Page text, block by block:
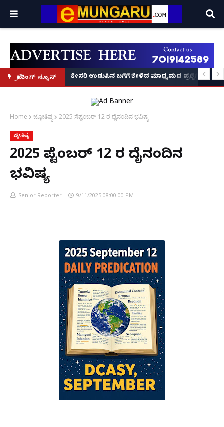
ಬ್ರೇಕಿಂಗ್ ನ್ಯೂಸ್
ಫೋಟೋ ವೈರಲ್!₹50 ಕೋಟಿ ಟರ್ನೋವರ್ ಗಳಿಸಿದ ಕನ್ನಡಿಗನ 'ಬ್ಯಾಂಬ್ರೂ' ಕಥೆ!
ಕೇಸರಿ ಉಡುಪಿನ ಬಗೆಗೆ ಕೇಳಿದ ಮಾಧ್ಯಮದ ಪ್ರಶ್ನೆಗೆ ಖಡಕ್
Home ಜ್ಯೋತಿಷ್ಯ 2025 ಸೆಪ್ಟೆಂಬರ್ 12 ರ ದೈನಂದಿನ ಭವಿಷ್ಯ
ಜ್ಯೋತಿಷ್ಯ
2025 ಸೆಪ್ಟೆಂಬರ್ 12 ರ ದೈನಂದಿನ
ಭವಿಷ್ಯ
Senior Reporter 9/11/2025 08:00:00 PM